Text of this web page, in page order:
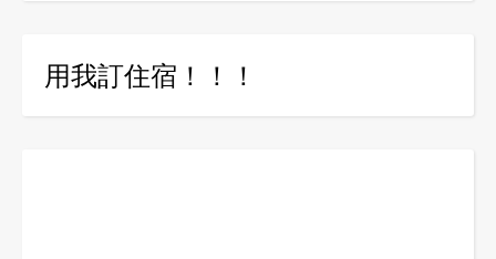
用我訂住宿！！！